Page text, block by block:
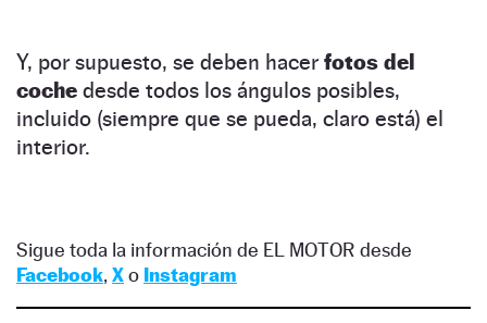
Y, por supuesto, se deben hacer fotos del
coche desde todos los ángulos posibles,
incluido (siempre que se pueda, claro está) el
interior.
Sigue toda la información de EL MOTOR desde
Facebook, Xo Instagram